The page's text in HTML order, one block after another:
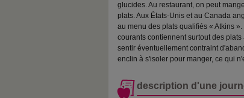
glucides. Au restaurant, on peut
plats. Aux États-Unis et au Canada
au menu des plats qualifiés « Atkins
courants contiennent surtout des
sentir éventuellement contraint
enclin à s'isoler pour manger, ce qui
description d'une